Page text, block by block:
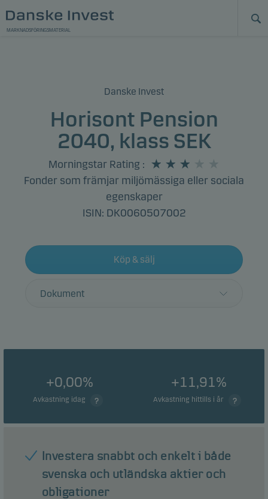
MARKNADSFÖRINGSMATERIAL
Danske Invest
Horisont Pension
2040, klass SEK
Morningstar Rating :
Fonder som främjar miljömässiga eller sociala
egenskaper
ISIN: DK0060507002
Köp & sälj
Dokument
+0,00%
Avkastning idag
+11,91%
Avkastning hittills i år
Investera snabbt och enkelt i både
svenska och utländska aktier och
obligationer